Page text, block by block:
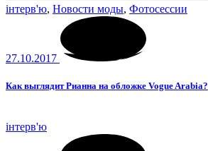
інтерв'ю, Новости моды, Фотосессии
27.10.2017
Как выглядит Рианна на обложке Vogue Arabia?
інтерв'ю